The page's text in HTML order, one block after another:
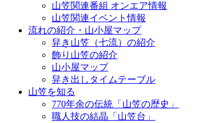
山笠関連番組 オンエア情報
山笠関連イベント情報
流れの紹介・山小屋マップ
舁き山笠（七流）の紹介
飾り山笠の紹介
山小屋マップ
舁き出しタイムテーブル
山笠を知る
770年余の伝統「山笠の歴史」
職人技の結晶「山笠台」